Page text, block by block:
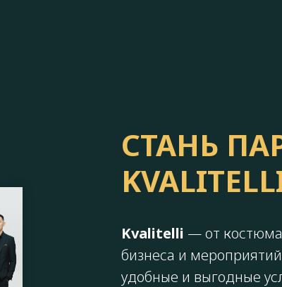
СТАНЬ
Kvalitelli — от
бизнеса и
удобные и выгодные